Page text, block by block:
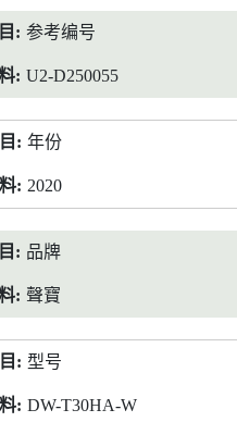
参考编号
U2-D250055
年份
2020
品牌
聲寶
型号
DW-T30HA-W